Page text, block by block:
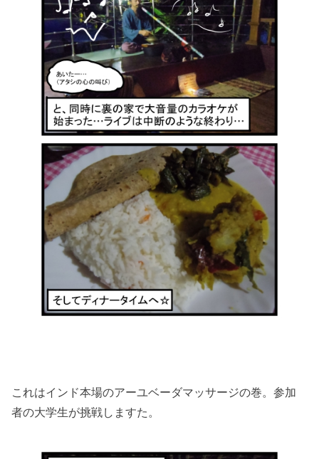
これはインド本場のアーユベーダマッサージの巻。参加
者の大学生が挑戦しますた。